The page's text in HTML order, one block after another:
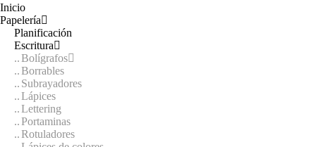
Inicio
Papelería
Planificación
Escritura
Bolígrafos
Borrables
Subrayadores
Lápices
Lettering
Portaminas
Rotuladores